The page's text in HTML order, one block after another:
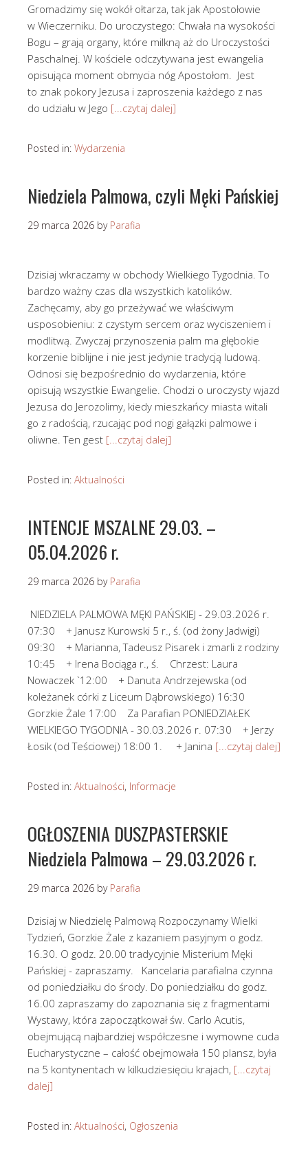
Gromadzimy się wokół ołtarza, tak jak Apostołowie
w Wieczerniku. Do uroczystego: Chwała na wysokości
Bogu – grają organy, które milkną aż do Uroczystości
Paschalnej. W kościele odczytywana jest ewangelia
opisująca moment obmycia nóg Apostołom. Jest
to znak pokory Jezusa i zaproszenia każdego z nas
do udziału w Jego [...czytaj dalej]
Posted in: Wydarzenia
Niedziela Palmowa, czyli Męki Pańskiej
29 marca 2026 by Parafia
Dzisiaj wkraczamy w obchody Wielkiego Tygodnia. To
bardzo ważny czas dla wszystkich katolików.
Zachęcamy, aby go przeżywać we właściwym
usposobieniu: z czystym sercem oraz wyciszeniem i
modlitwą. Zwyczaj przynoszenia palm ma głębokie
korzenie biblijne i nie jest jedynie tradycją ludową.
Odnosi się bezpośrednio do wydarzenia, które
opisują wszystkie Ewangelie. Chodzi o uroczysty wjazd
Jezusa do Jerozolimy, kiedy mieszkańcy miasta witali
go z radością, rzucając pod nogi gałązki palmowe i
oliwne. Ten gest [...czytaj dalej]
Posted in: Aktualności
INTENCJE MSZALNE 29.03. –
05.04.2026 r.
29 marca 2026 by Parafia
NIEDZIELA PALMOWA MĘKI PAŃSKIEJ - 29.03.2026 r.
07:30 + Janusz Kurowski 5 r., ś. (od żony Jadwigi)
09:30 + Marianna, Tadeusz Pisarek i zmarli z rodziny
10:45 + Irena Bociąga r., ś. Chrzest: Laura
Nowaczek `12:00 + Danuta Andrzejewska (od
koleżanek córki z Liceum Dąbrowskiego) 16:30
Gorzkie Żale 17:00 Za Parafian PONIEDZIAŁEK
WIELKIEGO TYGODNIA - 30.03.2026 r. 07:30 + Jerzy
Łosik (od Teściowej) 18:00 1. + Janina [...czytaj dalej]
Posted in: Aktualności, Informacje
OGŁOSZENIA DUSZPASTERSKIE
Niedziela Palmowa – 29.03.2026 r.
29 marca 2026 by Parafia
Dzisiaj w Niedzielę Palmową Rozpoczynamy Wielki
Tydzień, Gorzkie Żale z kazaniem pasyjnym o godz.
16.30. O godz. 20.00 tradycyjnie Misterium Męki
Pańskiej - zapraszamy. Kancelaria parafialna czynna
od poniedziałku do środy. Do poniedziałku do godz.
16.00 zapraszamy do zapoznania się z fragmentami
Wystawy, która zapoczątkował św. Carlo Acutis,
obejmującą najbardziej współczesne i wymowne cuda
Eucharystyczne – całość obejmowała 150 plansz, była
na 5 kontynentach w kilkudziesięciu krajach, [...czytaj
dalej]
Posted in: Aktualności, Ogłoszenia